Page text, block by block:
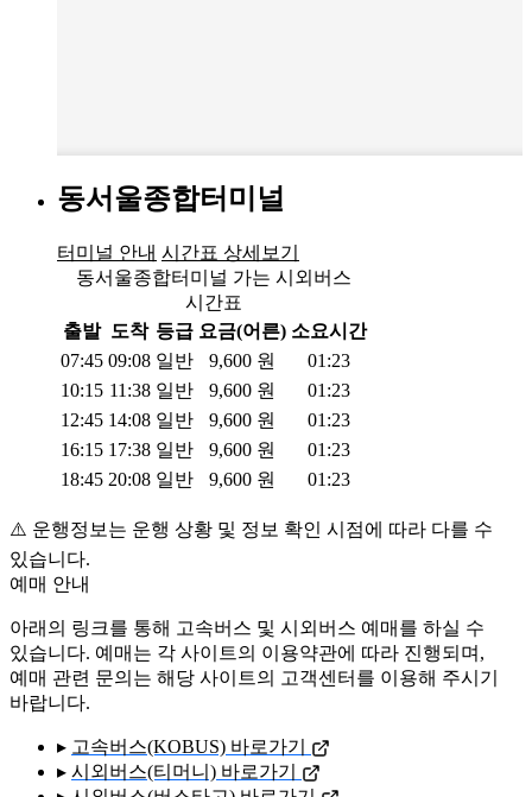
동서울종합터미널
터미널 안내 시간표 상세보기
동서울종합터미널 가는 시외버스
시간표
출발 도착 등급 요금(어른) 소요시간
07:45 09:08 일반 9,600 원
01:23
10:15 11:38 일반 9,600 원
01:23
12:45 14:08 일반 9,600 원
01:23
16:15 17:38 일반 9,600 원
01:23
18:45 20:08 일반 9,600 원 01:23
⚠️ 운행정보는 운행 상황 및 정보 확인 시점에 따라 다를 수
있습니다.
예매 안내
아래의 링크를 통해 고속버스 및 시외버스 예매를 하실 수
있습니다. 예매는 각 사이트의 이용약관에 따라 진행되며,
예매 관련 문의는 해당 사이트의 고객센터를 이용해 주시기
바랍니다.
▸ 고속버스(KOBUS) 바로가기
▸ 시외버스(티머니) 바로가기